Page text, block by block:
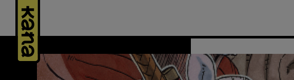
Panneau de gestion des cookies